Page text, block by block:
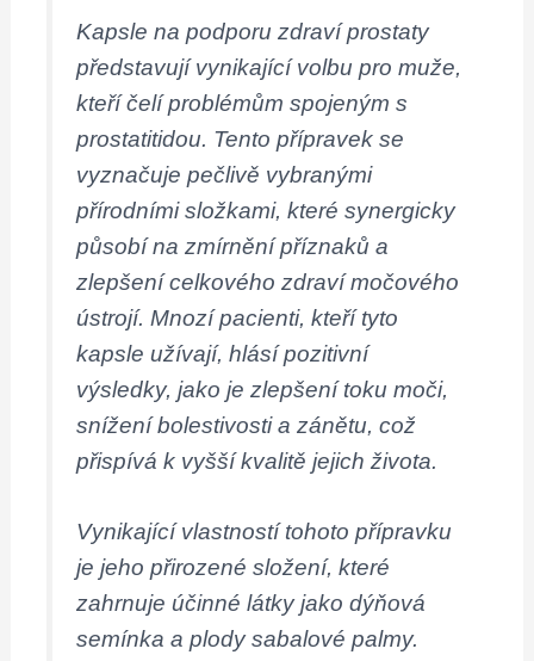
Kapsle na podporu zdraví prostaty
představují vynikající volbu pro muže,
kteří čelí problémům spojeným s
prostatitidou. Tento přípravek se
vyznačuje pečlivě vybranými
přírodními složkami, které synergicky
působí na zmírnění příznaků a
zlepšení celkového zdraví močového
ústrojí. Mnozí pacienti, kteří tyto
kapsle užívají, hlásí pozitivní
výsledky, jako je zlepšení toku moči,
snížení bolestivosti a zánětu, což
přispívá k vyšší kvalitě jejich života.
Vynikající vlastností tohoto přípravku
je jeho přirozené složení, které
zahrnuje účinné látky jako dýňová
semínka a plody sabalové palmy.